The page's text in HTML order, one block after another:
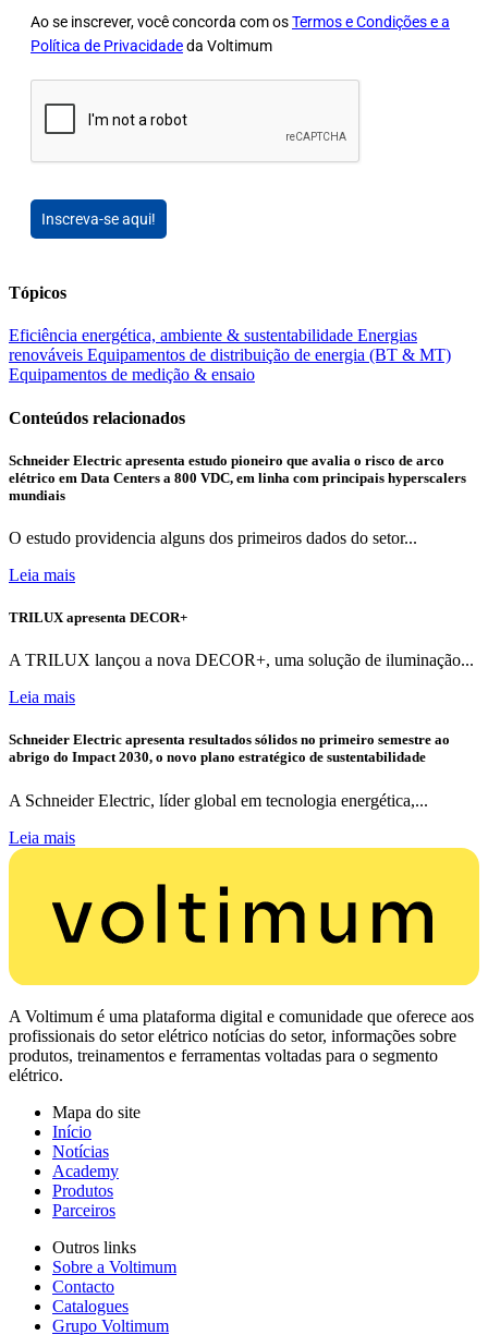
Ao se inscrever, você concorda com osTermos e Condições e a
Política de Privacidadeda Voltimum
Inscreva-se aqui!
Tópicos
Eficiência energética, ambiente & sustentabilidade Energias
renováveis Equipamentos de distribuição de energia (BT & MT)
Equipamentos de medição & ensaio
Conteúdos relacionados
Schneider Electric apresenta estudo pioneiro que avalia o risco de arco
elétrico em Data Centers a 800 VDC, em linha com principais hyperscalers
mundiais
O estudo providencia alguns dos primeiros dados do setor...
Leia mais
TRILUX apresenta DECOR+
A TRILUX lançou a nova DECOR+, uma solução de iluminação...
Leia mais
Schneider Electric apresenta resultados sólidos no primeiro semestre ao
abrigo do Impact 2030, o novo plano estratégico de sustentabilidade
A Schneider Electric, líder global em tecnologia energética,...
Leia mais
A Voltimum é uma plataforma digital e comunidade que oferece aos
profissionais do setor elétrico notícias do setor, informações sobre
produtos, treinamentos e ferramentas voltadas para o segmento
elétrico.
Mapa do site
Início
Notícias
Academy
Produtos
Parceiros
Outros links
Sobre a Voltimum
Contacto
Catalogues
Grupo Voltimum